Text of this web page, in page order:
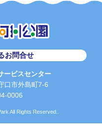
お問合せ
ビスセンター
口市外島町7-6
0006
All Rights Reserved..